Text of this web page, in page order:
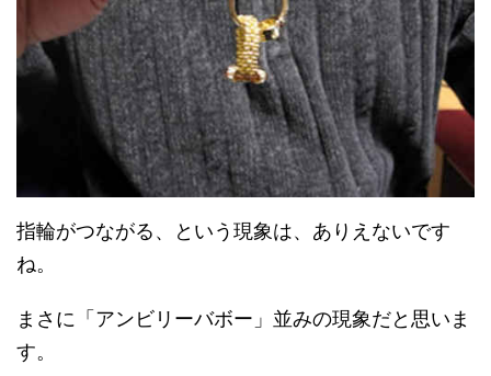
指輪がつながる、という現象は、ありえないです
ね。
まさに「アンビリーバボー」並みの現象だと思いま
す。